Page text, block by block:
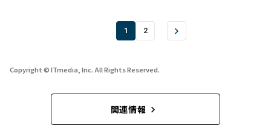
1 2
Copyright © ITmedia, Inc. All Rights Reserved.
関連情報